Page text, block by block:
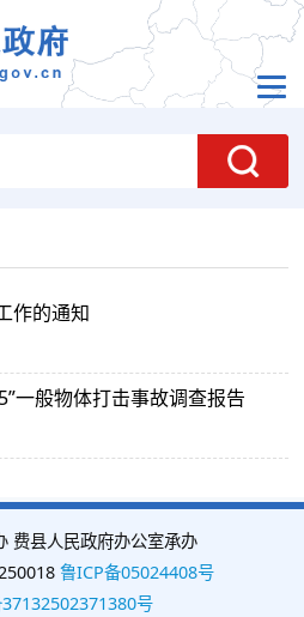
作的通知
一般物体打击事故调查报告
费县人民政府办公室承办
鲁ICP备05024408号
号